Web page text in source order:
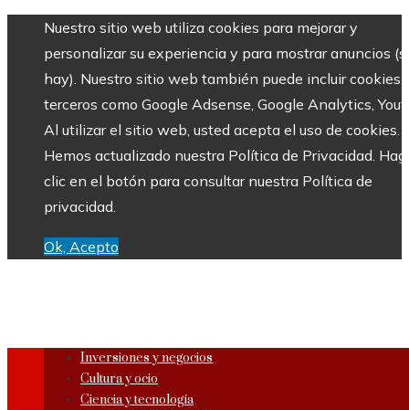
Nuestro sitio web utiliza cookies para mejorar y
personalizar su experiencia y para mostrar anuncios
hay). Nuestro sitio web también puede incluir cookies
terceros como Google Adsense, Google Analytics,
Al utilizar el sitio web, usted acepta el uso de cookies.
Hemos actualizado nuestra Política de Privacidad.
clic en el botón para consultar nuestra Política de
privacidad.
Ok, Acepto
Inversiones y negocios
Cultura y ocio
Ciencia y tecnología